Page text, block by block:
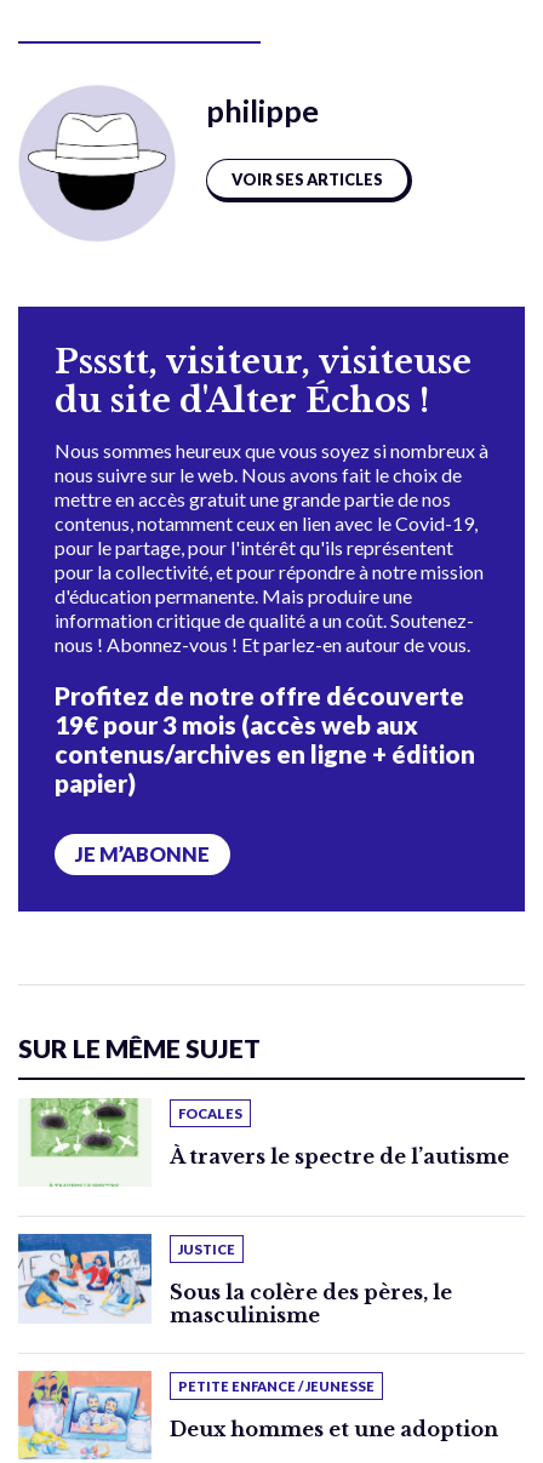
philippe
VOIR SES ARTICLES
Pssstt, visiteur, visiteuse
du site d'Alter Échos !
Nous sommes heureux que vous soyez si nombreux à
nous suivre sur le web. Nous avons fait le choix de
mettre en accès gratuit une grande partie de nos
contenus, notamment ceux en lien avec le Covid-19,
pour le partage, pour l'intérêt qu'ils représentent
pour la collectivité, et pour répondre à notre mission
d'éducation permanente. Mais produire une
information critique de qualité a un coût. Soutenez-
nous ! Abonnez-vous ! Et parlez-en autour de vous.
Profitez de notre offre découverte
19€ pour 3 mois (accès web aux
contenus/archives en ligne + édition
papier)
JE M’ABONNE
SUR LE MÊME SUJET
FOCALES
À travers le spectre de l’autisme
JUSTICE
Sous la colère des pères, le
masculinisme
PETITE ENFANCE / JEUNESSE
Deux hommes et une adoption